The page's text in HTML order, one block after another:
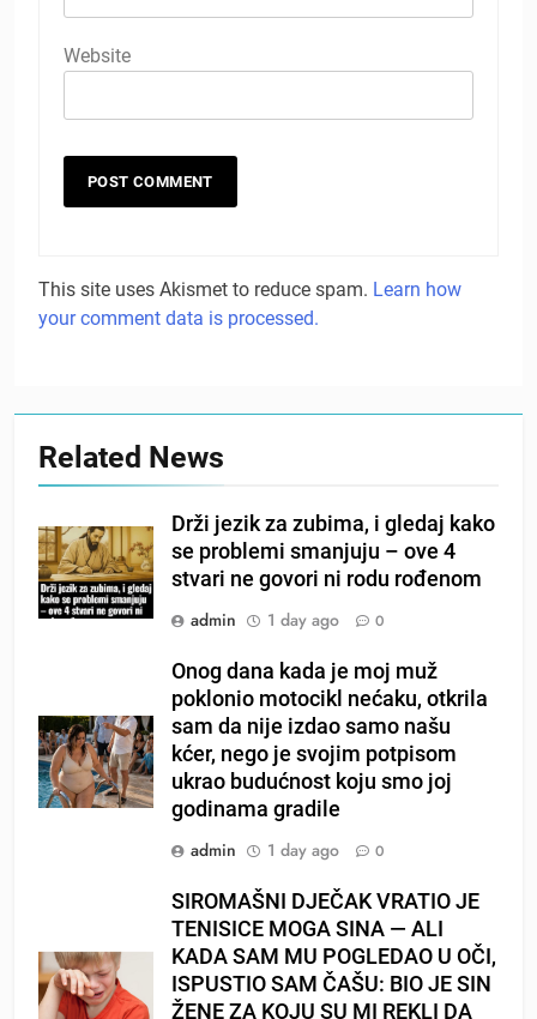
Website
This site uses Akismet to reduce spam. Learn how
your comment data is processed.
Related News
Drži jezik za zubima, i gledaj kako
se problemi smanjuju – ove 4
stvari ne govori ni rodu rođenom
admin
1 day ago 0
Onog dana kada je moj muž
poklonio motocikl nećaku, otkrila
sam da nije izdao samo našu
kćer, nego je svojim potpisom
ukrao budućnost koju smo joj
godinama gradile
admin
1 day ago 0
SIROMAŠNI DJEČAK VRATIO JE
TENISICE MOGA SINA — ALI
KADA SAM MU POGLEDAO U OČI,
ISPUSTIO SAM ČAŠU: BIO JE SIN
ŽENE ZA KOJU SU MI REKLI DA